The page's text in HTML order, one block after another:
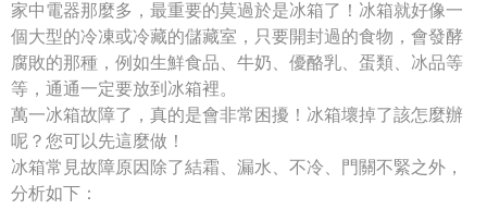
家中電器那麼多，最重要的莫過於是冰箱了！冰箱就好像一
個大型的冷凍或冷藏的儲藏室，只要開封過的食物，會發酵
腐敗的那種，例如生鮮食品、牛奶、優酪乳、蛋類、冰品等
等，通通一定要放到冰箱裡。
萬一冰箱故障了，真的是會非常困擾！冰箱壞掉了該怎麼辦
呢？您可以先這麼做！
冰箱常見故障原因除了結霜、漏水、不冷、門關不緊之外，
分析如下：